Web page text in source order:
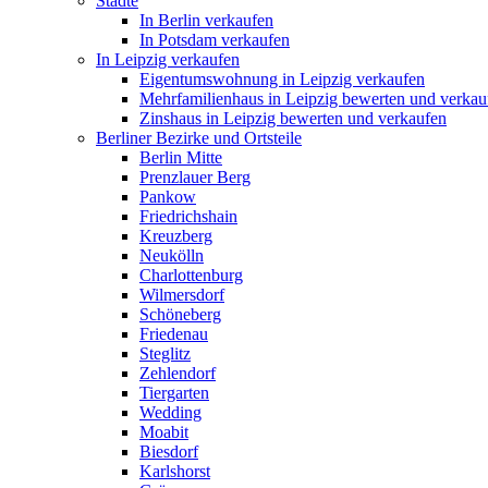
In Berlin verkaufen
In Potsdam verkaufen
In Leipzig verkaufen
Eigentumswohnung in Leipzig verkaufen
Mehrfamilienhaus in Leipzig bewerten und
Zinshaus in Leipzig bewerten und verkaufen
Berliner Bezirke und Ortsteile
Berlin Mitte
Prenzlauer Berg
Pankow
Friedrichshain
Kreuzberg
Neukölln
Charlottenburg
Wilmersdorf
Schöneberg
Friedenau
Steglitz
Zehlendorf
Tiergarten
Wedding
Moabit
Biesdorf
Karlshorst